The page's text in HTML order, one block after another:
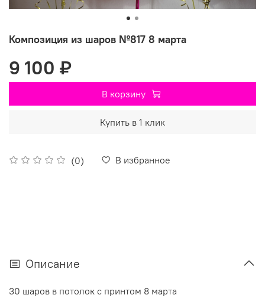
Композиция из шаров №817 8 марта
(0) В избранное
9 100 ₽
В корзину
Купить в 1 клик
Описание
30 шаров в потолок с принтом 8 марта